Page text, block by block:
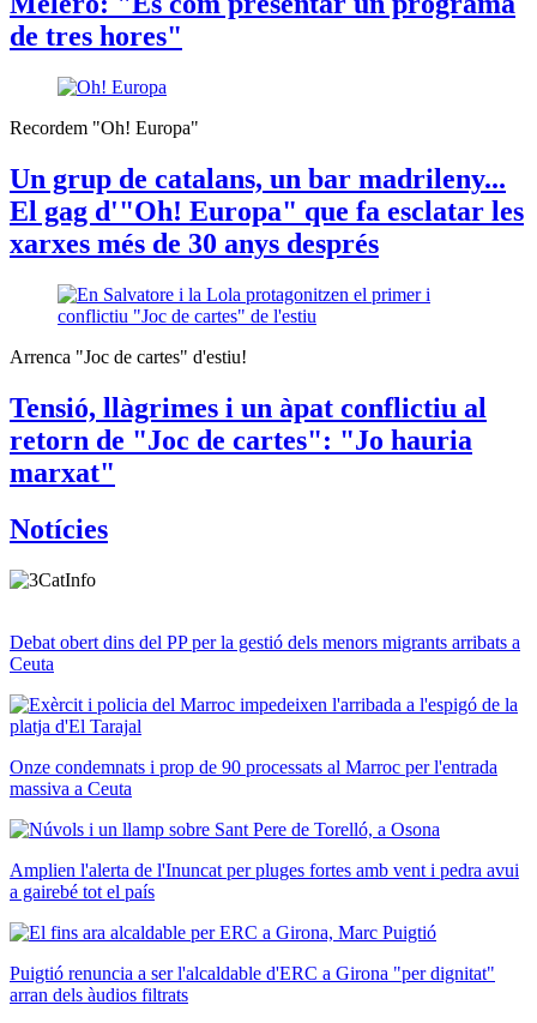
de tres hores"
Recordem "Oh! Europa"
Un grup de catalans, un bar madrileny...
El gag d'"Oh! Europa" que fa esclatar les
xarxes més de 30 anys després
Arrenca "Joc de cartes" d'estiu!
Tensió, llàgrimes i un àpat conflictiu al
retorn de "Joc de cartes": "Jo hauria
marxat"
Notícies
Debat obert dins del PP per la gestió dels menors migrants arribats a
Ceuta
Onze condemnats i prop de 90 processats al Marroc per l'entrada
massiva a Ceuta
Amplien l'alerta de l'Inuncat per pluges fortes amb vent i pedra avui
a gairebé tot el país
Puigtió renuncia a ser l'alcaldable d'ERC a Girona "per dignitat"
arran dels àudios filtrats